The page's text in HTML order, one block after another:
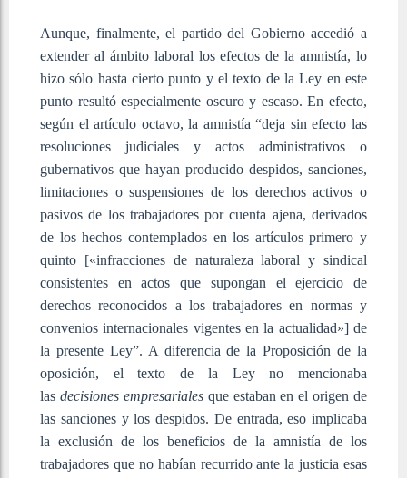
Aunque, finalmente, el partido del Gobierno accedió a
extender al ámbito laboral los efectos de la amnistía, lo
hizo sólo hasta cierto punto y el texto de la Ley en este
punto resultó especialmente oscuro y escaso. En efecto,
según el artículo octavo, la amnistía “deja sin efecto las
resoluciones judiciales y actos administrativos o
gubernativos que hayan producido despidos, sanciones,
limitaciones o suspensiones de los derechos activos o
pasivos de los trabajadores por cuenta ajena, derivados
de los hechos contemplados en los artículos primero y
quinto [«infracciones de naturaleza laboral y sindical
consistentes en actos que supongan el ejercicio de
derechos reconocidos a los trabajadores en normas y
convenios internacionales vigentes en la actualidad»] de
la presente Ley”. A diferencia de la Proposición de la
oposición, el texto de la Ley no mencionaba
las decisiones empresariales que estaban en el origen de
las sanciones y los despidos. De entrada, eso implicaba
la exclusión de los beneficios de la amnistía de los
trabajadores que no habían recurrido ante la justicia esas